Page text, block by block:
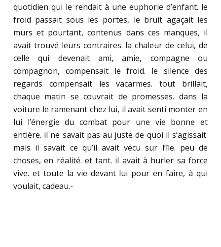
quotidien qui le rendait à une euphorie d’enfant. le
froid passait sous les portes, le bruit agaçait les
murs et pourtant, contenus dans ces manques, il
avait trouvé leurs contraires. la chaleur de celui, de
celle qui devenait ami, amie, compagne ou
compagnon, compensait le froid. le silence des
regards compensait les vacarmes. tout brillait,
chaque matin se couvrait de promesses. dans la
voiture le ramenant chez lui, il avait senti monter en
lui l’énergie du combat pour une vie bonne et
entière. il ne savait pas au juste de quoi il s’agissait.
mais il savait ce qu’il avait vécu sur l’île. peu de
choses, en réalité. et tant. il avait à hurler sa force
vive. et toute la vie devant lui pour en faire, à qui
voulait, cadeau.-